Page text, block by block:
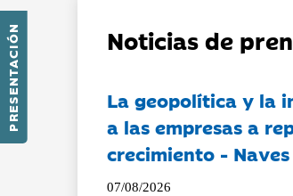
PRESENTACIÓN Noticias de
La geopolítica y la
a las empresas a
crecimiento -
07/08/2026